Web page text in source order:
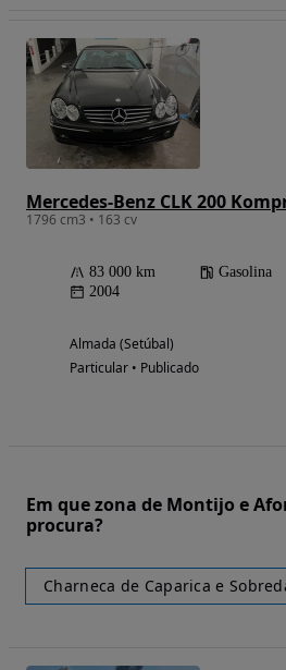
1796 cm3 • 163 cv
83 000 km Gasolina
2004
Almada (Setúbal)
Particular • Publicado
Em que zona de Montijo e
procura?
Charneca de Caparica e